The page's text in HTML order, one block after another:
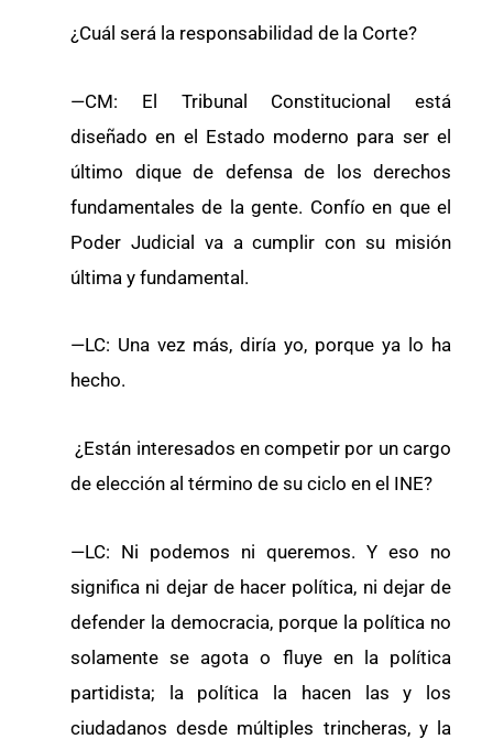
¿Cuál será la responsabilidad de la Corte?
—CM: El Tribunal Constitucional está
diseñado en el Estado moderno para ser el
último dique de defensa de los derechos
fundamentales de la gente. Confío en que el
Poder Judicial va a cumplir con su misión
última y fundamental.
—LC: Una vez más, diría yo, porque ya lo ha
hecho.
¿Están interesados en competir por un cargo
de elección al término de su ciclo en el INE?
—LC: Ni podemos ni queremos. Y eso no
significa ni dejar de hacer política, ni dejar de
defender la democracia, porque la política no
solamente se agota o fluye en la política
partidista; la política la hacen las y los
ciudadanos desde múltiples trincheras, y la